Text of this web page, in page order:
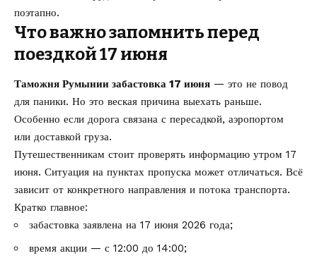
поэтапно.
Что важно запомнить перед
поездкой 17 июня
Таможня Румынии забастовка 17 июня — это не повод
для паники. Но это веская причина выехать раньше.
Особенно если дорога связана с пересадкой, аэропортом
или доставкой груза.
Путешественникам стоит проверять информацию утром 17
июня. Ситуация на пунктах пропуска может отличаться. Всё
зависит от конкретного направления и потока транспорта.
Кратко главное:
забастовка заявлена на 17 июня 2026 года;
время акции — с 12:00 до 14:00;